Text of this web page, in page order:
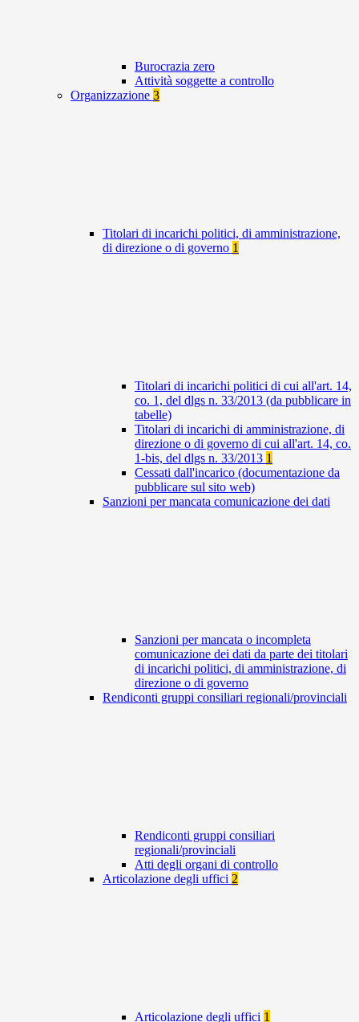
Burocrazia zero
Attività soggette a controllo
Organizzazione 3
Titolari di incarichi politici, di amministrazione,
di direzione o di governo 1
Titolari di incarichi politici di cui all'art. 14,
co. 1, del dlgs n. 33/2013 (da pubblicare in
tabelle)
Titolari di incarichi di amministrazione, di
direzione o di governo di cui all'art. 14, co.
1-bis, del dlgs n. 33/2013 1
Cessati dall'incarico (documentazione da
pubblicare sul sito web)
Sanzioni per mancata comunicazione dei dati
Sanzioni per mancata o incompleta
comunicazione dei dati da parte dei titolari
di incarichi politici, di amministrazione, di
direzione o di governo
Rendiconti gruppi consiliari regionali/provinciali
Rendiconti gruppi consiliari
regionali/provinciali
Atti degli organi di controllo
Articolazione degli uffici 2
Articolazione degli uffici 1